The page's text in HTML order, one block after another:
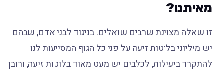
מאיתנו?
זו שאלה מצוינת שרבים שואלים. בניגוד לבני אדם, שבהם
יש מיליוני בלוטות זיעה על פני כל הגוף המסייעות לנו
להתקרר ביעילות, לכלבים יש מעט מאוד בלוטות זיעה, ורובן